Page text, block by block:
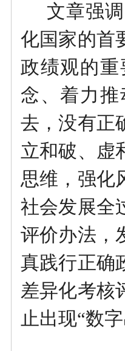
文章强
化国家的首
政绩观的
念、着力
去，没有正
立和破、虚
思维，强化
社会发展全
评价办法，
真践行正确
差异化考核
止出现“数